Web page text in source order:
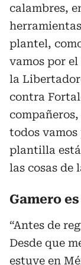
calambres,
plantel,
vamos por
la
contra
todos
plantilla
las cosas de
Gamero
“Antes de
Desde que
estuve en